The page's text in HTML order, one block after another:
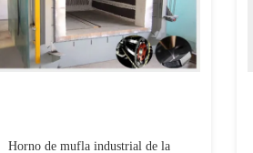
Horno de mufla industrial de la